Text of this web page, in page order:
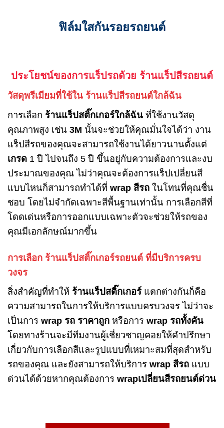
ฟิล์มใสกันรอยรถยนต์
ประโยชน์ของการแร็ปรถด้วย ร้านแร็ปสีรถยนต์
วัสดุพรีเมียมที่ใช้ใน ร้านแร็ปสีรถยนต์ใกล้ฉัน
การเลือก ร้านแร็ปสติ๊กเกอร์ใกล้ฉัน ที่ใช้งานวัสดุ
คุณภาพสูง เช่น 3M นั้นจะช่วยให้คุณมั่นใจได้ว่า งาน
แร็ปสีรถของคุณจะสามารถใช้งานได้ยาวนานตั้งแต่
เกรด 1 ปี ไปจนถึง 5 ปี ขึ้นอยู่กับความต้องการและงบ
ประมาณของคุณ ไม่ว่าคุณจะต้องการแร็ปเปลี่ยนสี
แบบไหนก็สามารถทำได้ที่ wrap สีรถ ในโทนที่คุณชื่น
ชอบ โดยไม่จำกัดเฉพาะสีพื้นฐานเท่านั้น การเลือกสีที่
โดดเด่นหรือการออกแบบเฉพาะตัวจะช่วยให้รถของ
คุณมีเอกลักษณ์มากขึ้น
การเลือก ร้านแร็ปสติ๊กเกอร์รถยนต์ ที่มีบริการครบ
วงจร
สิ่งสำคัญที่ทำให้ ร้านแร็ปสติ๊กเกอร์แตกต่างกันก็คือ
ความสามารถในการให้บริการแบบครบวงจร ไม่ว่าจะ
เป็นการ wrap รถ ราคาถูก หรือการ wrap รถทั้งคัน
โดยทางร้านจะมีทีมงานผู้เชี่ยวชาญคอยให้คำปรึกษา
เกี่ยวกับการเลือกสีและรูปแบบที่เหมาะสมที่สุดสำหรับ
รถของคุณ และยังสามารถให้บริการ wrap สีรถ แบบ
ด่วนได้ด้วยหากคุณต้องการ wrapเปลี่ยนสีรถยนต์ด่วน